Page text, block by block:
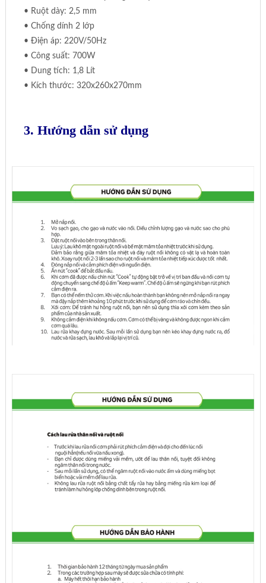
• Ruột dày: 2,5 mm
• Chống dính 2 lớp
• Điện áp: 220V/50Hz
• Công suất: 700W
• Dung tích: 1,8 Lít
• Kích thước: 320x260x270mm
3. Hướng dẫn sử dụng